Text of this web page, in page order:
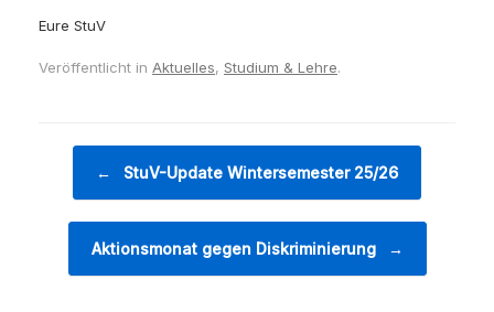
Eure StuV
Veröffentlicht in Aktuelles, Studium & Lehre.
← StuV-Update Wintersemester 25/26
Aktionsmonat gegen Diskriminierung →